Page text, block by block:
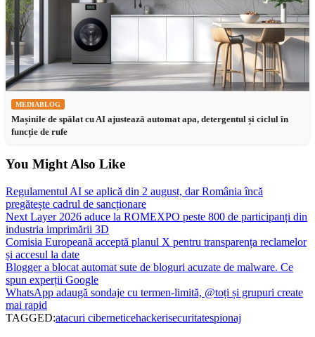
MEDIABLOG
Mașinile de spălat cu AI ajustează automat apa, detergentul și ciclul în
funcție de rufe
You Might Also Like
Regulamentul AI se aplică din 2 august, dar România încă
pregătește cadrul de sancționare
Next Layer 2026 aduce la ROMEXPO peste 800 de participanți din
industria imprimării 3D
Comisia Europeană acceptă planul X pentru transparența reclamelor
și accesul la date
Blogger a blocat automat sute de bloguri acuzate de malware. Ce
spun experții Google
WhatsApp adaugă sondaje cu termen-limită, @toți și grupuri create
mai rapid
TAGGED:atacuri ciberneticehackerisecuritatespionaj